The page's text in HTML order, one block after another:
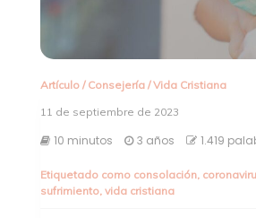
Artículo/ Consejería/Vida Cristiana
11 de septiembre de 2023
10 minutos 3 años 1.419
Etiquetado como consolación,
sufrimiento, vida cristiana